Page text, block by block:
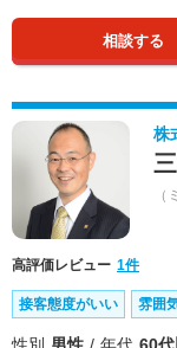
相談する
株
（
高評価レビュー 1件
接客態度がいい 雰囲